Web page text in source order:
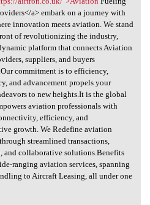
airtron.co
a> embark on a journey with
innovation meets aviation. We stand
of revolutionizing the industry,
platform that connects Aviation
suppliers, and buyers
commitment is to efficiency,
and advancement propels your
to new heights.It is the global
aviation professionals with
efficiency, and
growth. We Redefine aviation
streamlined transactions,
and collaborative solutions.Benefits
ranging aviation services, spanning
to Aircraft Leasing, all under one